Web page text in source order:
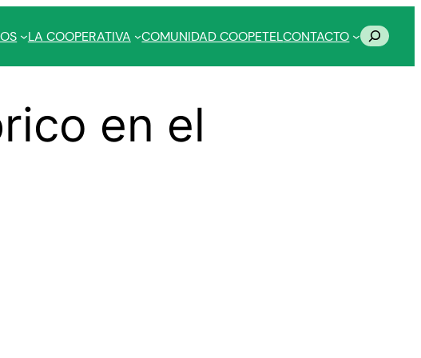
LA COOPERATIVA COMUNIDAD COOPETELCONTACTO Buscar
en el